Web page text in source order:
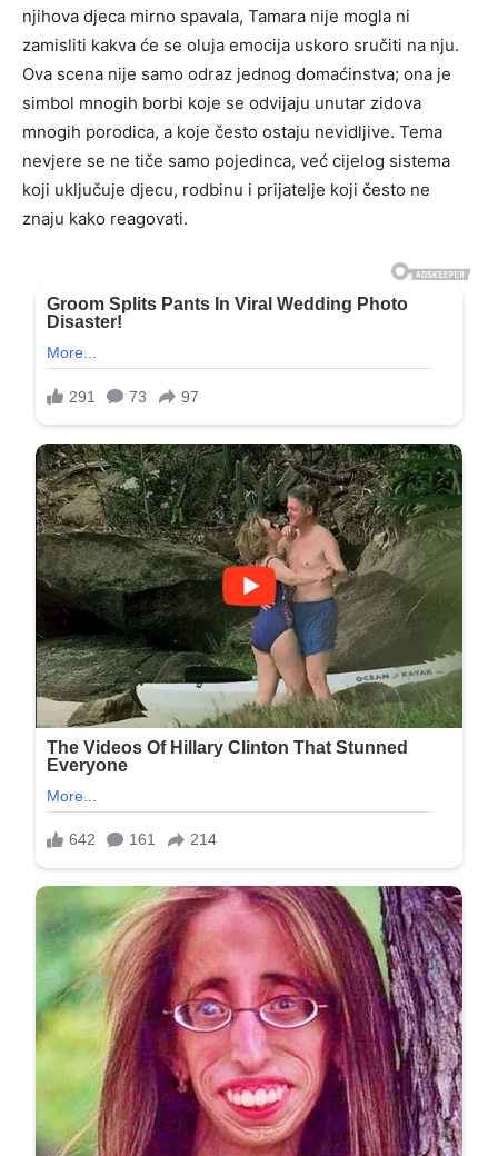
njihova djeca mirno spavala, Tamara nije mogla ni
zamisliti kakva će se oluja emocija uskoro sručiti na nju.
Ova scena nije samo odraz jednog domaćinstva; ona je
simbol mnogih borbi koje se odvijaju unutar zidova
mnogih porodica, a koje često ostaju nevidljive. Tema
nevjere se ne tiče samo pojedinca, već cijelog sistema
koji uključuje djecu, rodbinu i prijatelje koji često ne
znaju kako reagovati.